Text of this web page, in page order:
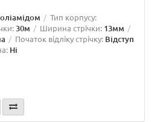
Тип корпусу:
30м Ширина стрічки: 13мм
Початок відліку стрічку: Відступ
Ні